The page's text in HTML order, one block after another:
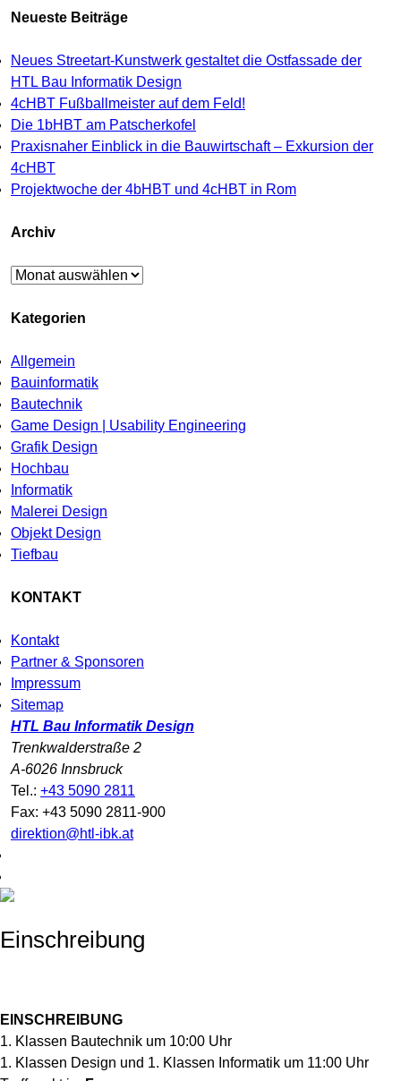
Neueste Beiträge
Neues Streetart-Kunstwerk gestaltet die Ostfassade der
HTL Bau Informatik Design
4cHBT Fußballmeister auf dem Feld!
Die 1bHBT am Patscherkofel
Praxisnaher Einblick in die Bauwirtschaft – Exkursion der
4cHBT
Projektwoche der 4bHBT und 4cHBT in Rom
Archiv
Archiv
Kategorien
Allgemein
Bauinformatik
Bautechnik
Game Design | Usability Engineering
Grafik Design
Hochbau
Informatik
Malerei Design
Objekt Design
Tiefbau
KONTAKT
Kontakt
Partner & Sponsoren
Impressum
Sitemap
HTL Bau Informatik Design
Trenkwalderstraße 2
A-6026 Innsbruck
Tel.: +43 5090 2811
Fax: +43 5090 2811-900
direktion@htl-ibk.at
Einschreibung
EINSCHREIBUNG
1. Klassen Bautechnik um 10:00 Uhr
1. Klassen Design und 1. Klassen Informatik um 11:00 Uhr